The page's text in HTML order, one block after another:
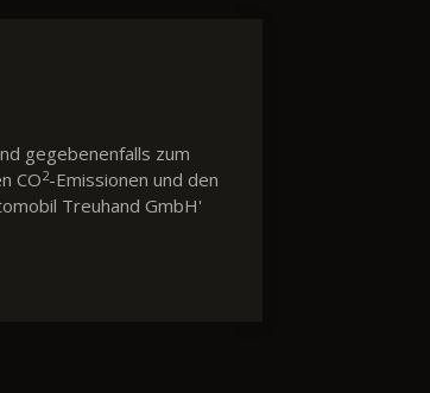
gegebenenfalls zum
CO2-Emissionen und den
Treuhand GmbH'